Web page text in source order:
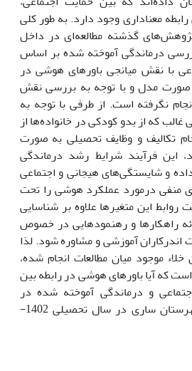
معناداری وجود دارد. به طور کلی
گذشته مطالعه‌ای در داخل
درماندگی آموخته شده بر اساس
با نقش میانجی باورهای هوشی در
صورت مدل و با توجه به بررسی نقش
نگرفته است. از طرفی با توجه به
غالب که از بدو کودکی در خانواده‌ها از
تکالیف و وظایف تحصیلی به صورت
این فرآیند شرایط رشد درماندگی
و شایستگی‌های هیجانی و اجتماعی
منفی درمورد عملکرد هوشی را تحت
روابط این متغیرها علاوه بر شناسایی
راهکارها و رهنمودهایی در خصوص
آموزشی و مشاوره شود. لذا
موجود میان مطالعات انجام شده،
که آیا باورهای هوشی در رابطه بین
و درماندگی آموخته شده در
دانش‌آموزان ابتدایی شهرستان ساری در سال تحصیلی 1402-